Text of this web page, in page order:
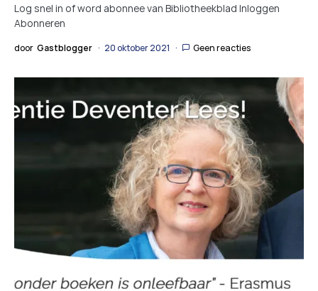
Log snel in of word abonnee van Bibliotheekblad Inloggen
Abonneren
door Gastblogger 20 oktober 2021 Geen reacties